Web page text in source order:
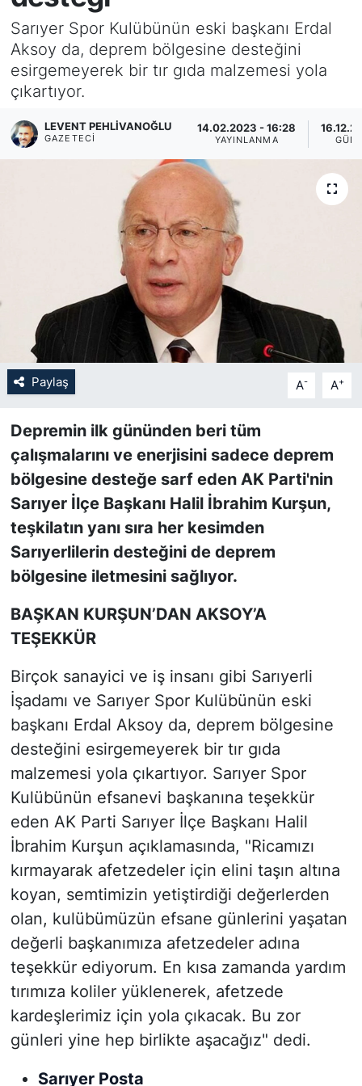
Sarıyer Spor Kulübünün eski başkanı Erdal
Aksoy da, deprem bölgesine desteğini
esirgemeyerek bir tır gıda malzemesi yola
çıkartıyor.
LEVENT PEHLIVANOĞLU
GAZETECI
14.02.2023 - 16:28
YAYINLANMA
Paylaş A- A+
Depremin ilk gününden beri tüm
çalışmalarını ve enerjisini sadece deprem
bölgesine desteğe sarf eden AK Parti'nin
Sarıyer İlçe Başkanı Halil İbrahim Kurşun,
teşkilatın yanı sıra her kesimden
Sarıyerlilerin desteğini de deprem
bölgesine iletmesini sağlıyor.
BAŞKAN KURŞUN’DAN AKSOY’A
TEŞEKKÜR
Birçok sanayici ve iş insanı gibi Sarıyerli
İşadamı ve Sarıyer Spor Kulübünün eski
başkanı Erdal Aksoy da, deprem bölgesine
desteğini esirgemeyerek bir tır gıda
malzemesi yola çıkartıyor. Sarıyer Spor
Kulübünün efsanevi başkanına teşekkür
eden AK Parti Sarıyer İlçe Başkanı Halil
İbrahim Kurşun açıklamasında, "Ricamızı
kırmayarak afetzedeler için elini taşın altına
koyan, semtimizin yetiştirdiği değerlerden
olan, kulübümüzün efsane günlerini yaşatan
değerli başkanımıza afetzedeler adına
teşekkür ediyorum. En kısa zamanda yardım
tırımıza koliler yüklenerek, afetzede
kardeşlerimiz için yola çıkacak. Bu zor
günleri yine hep birlikte aşacağız" dedi.
Sarıyer Posta
KÖŞE YAZILARI
KÖŞE YAZILARI (Arşiv)
SARIYER HABERLERİ
SARIYER İMAR BARIŞI
SEKTÖR
SON DAKİKA HABERİ
SPOR
TEKNOLOJİ
TÜRKİYE VE DÜNYA GÜNDEMİ
VİDEO GALERİ
YAŞAM